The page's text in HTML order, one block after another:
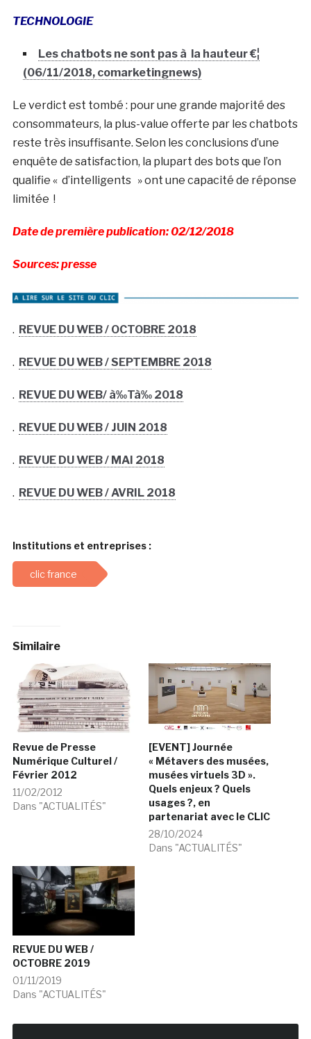
TECHNOLOGIE
Les chatbots ne sont pas à la hauteur €¦
(06/11/2018, comarketingnews)
Le verdict est tombé : pour une grande majorité des
consommateurs, la plus-value offerte par les chatbots
reste très insuffisante. Selon les conclusions d’une
enquête de satisfaction, la plupart des bots que l’on
qualifie « d’intelligents » ont une capacité de réponse
limitée !
Date de première publication: 02/12/2018
Sources: presse
. REVUE DU WEB / OCTOBRE 2018
. REVUE DU WEB / SEPTEMBRE 2018
. REVUE DU WEB/ à‰Tà‰ 2018
. REVUE DU WEB / JUIN 2018
. REVUE DU WEB / MAI 2018
. REVUE DU WEB / AVRIL 2018
Institutions et entreprises :
clic france
Similaire
Revue de Presse
Numérique Culturel /
Février 2012
11/02/2012
Dans "ACTUALITÉS"
[EVENT] Journée
« Métavers des musées,
musées virtuels 3D ».
Quels enjeux ? Quels
usages ?, en
partenariat avec le CLIC
28/10/2024
Dans "ACTUALITÉS"
REVUE DU WEB /
OCTOBRE 2019
01/11/2019
Dans "ACTUALITÉS"